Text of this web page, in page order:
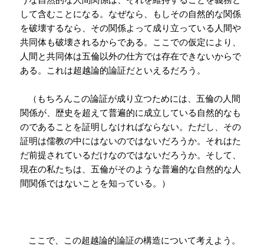
して含むことになる。なぜなら、もしその自然的な関係
を破壊するなら、その関係よって成り立っている人間や
共同体も破壊されるからである。ここでの仮定により、
人間と共同体は五倫以外の仕方では存在できないからで
ある。これは超越論的論証だといえるだろう。
（もちろんこの論証が成り立つためには、五倫の人間
関係が、歴史を超えて普遍的に成立している自然的なも
のであることを証明しなければならない。ただし、その
証明は儒教の中にはないのではないだろうか。それはた
だ前提されているだけなのではないだろうか。そして、
現在の私たちは、五倫がそのような普遍的な自然的な人
間関係ではないことを知っている。）
ここで、この超越論的論証の構造について考えよう。